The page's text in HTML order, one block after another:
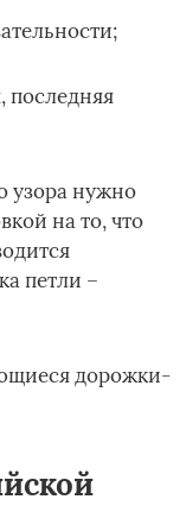
последняя
узора нужно
на то, что
петли –
дорожки-